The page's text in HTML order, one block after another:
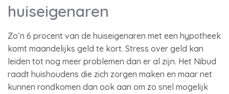
huiseigenaren
Zo’n 6 procent van de huiseigenaren met een hypotheek
komt maandelijks geld te kort. Stress over geld kan
leiden tot nog meer problemen dan er al zijn. Het Nibud
raadt huishoudens die zich zorgen maken en maar net
kunnen rondkomen dan ook aan om zo snel mogelijk